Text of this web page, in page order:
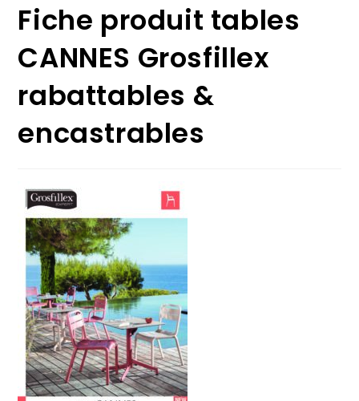
Fiche produit tables
CANNES Grosfillex
rabattables &
encastrables